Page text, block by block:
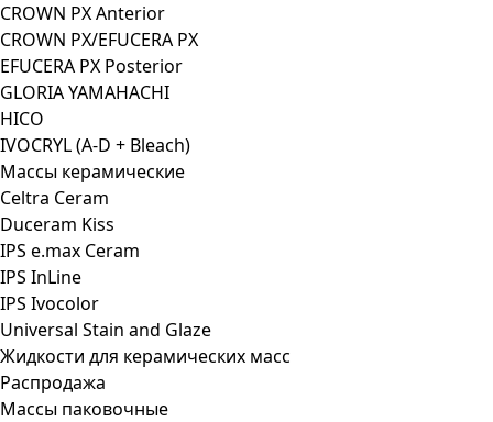
CROWN PX Anterior
CROWN PX/EFUCERA PX
EFUCERA PX Posterior
GLORIA YAMAHACHI
HICO
IVOCRYL (A-D + Bleach)
Массы керамические
Celtra Ceram
Duceram Kiss
IPS e.max Ceram
IPS InLine
IPS Ivocolor
Universal Stain and Glaze
Жидкости для керамических масс
Распродажа
Массы паковочные